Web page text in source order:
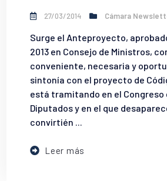
27/03/2014 Cámara
Surge el Anteproyecto,
2013 en Consejo de Ministros,
conveniente, necesaria y
sintonía con el proyecto de
está tramitando en el Congreso
Diputados y en el que
convirtién ...
Leer más